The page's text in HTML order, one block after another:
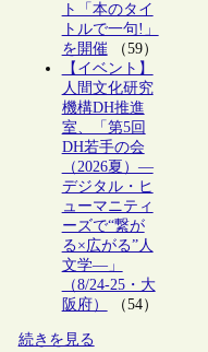
ト「本のタイ
トルで一句!」
を開催（59）
【イベント】
人間文化研究
機構DH推進
室、「第5回
DH若手の会
（2026夏）―
デジタル・ヒ
ューマニティ
ーズで“繋が
る×広がる”人
文学―」
（8/24-25・大
阪府）
（54）
続きを見る